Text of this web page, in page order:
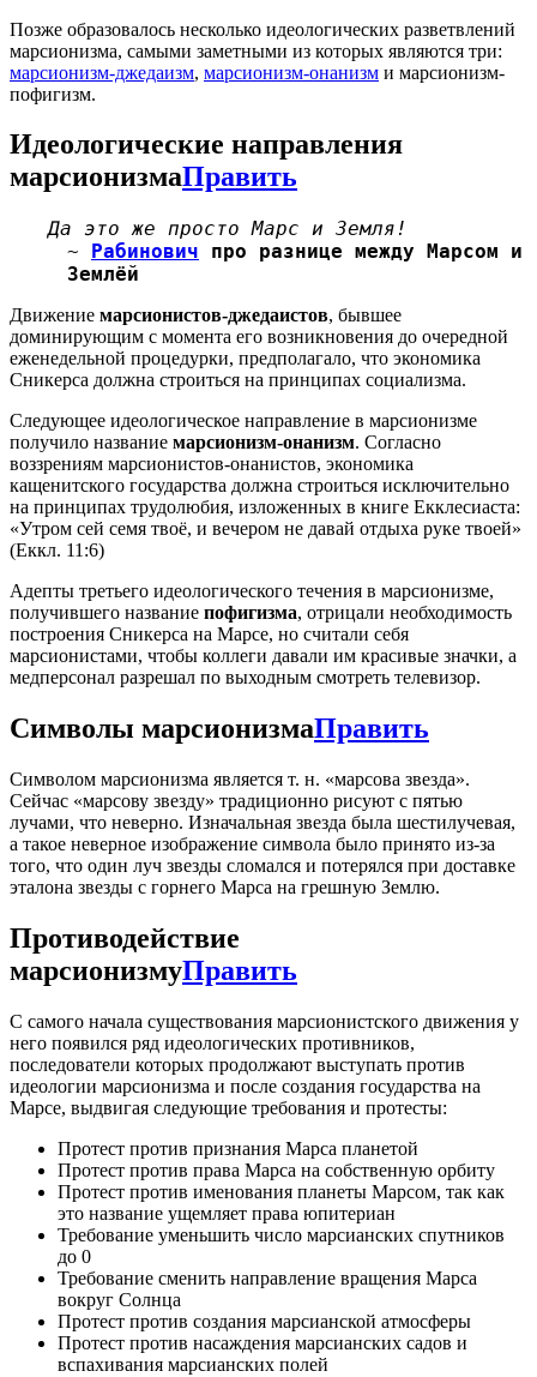
Позже образовалось несколько идеологических разветвлений
марсионизма, самыми заметными из которых являются три:
марсионизм-джедаизм, марсионизм-онанизм и марсионизм-
пофигизм.
Идеологические направления
марсионизмаПравить
Да это же просто Марс и Земля!
~
Рабинович про разнице между Марсом и
Землёй
Движение марсионистов-джедаистов, бывшее
доминирующим с момента его возникновения до очередной
еженедельной процедурки, предполагало, что экономика
Сникерса должна строиться на принципах социализма.
Следующее идеологическое направление в марсионизме
получило название марсионизм-онанизм. Согласно
воззрениям марсионистов-онанистов, экономика
кащенитского государства должна строиться исключительно
на принципах трудолюбия, изложенных в книге Екклесиаста:
«Утром сей семя твоё, и вечером не давай отдыха руке твоей»
(Еккл. 11:6)
Адепты третьего идеологического течения в марсионизме,
получившего название пофигизма, отрицали необходимость
построения Сникерса на Марсе, но считали себя
марсионистами, чтобы коллеги давали им красивые значки, а
медперсонал разрешал по выходным смотреть телевизор.
Символы марсионизмаПравить
Символом марсионизма является т. н. «марсова звезда».
Сейчас «марсову звезду» традиционно рисуют с пятью
лучами, что неверно. Изначальная звезда была шестилучевая,
а такое неверное изображение символа было принято из-за
того, что один луч звезды сломался и потерялся при доставке
эталона звезды с горнего Марса на грешную Землю.
Противодействие
марсионизмуПравить
С самого начала существования марсионистского движения у
него появился ряд идеологических противников,
последователи которых продолжают выступать против
идеологии марсионизма и после создания государства на
Марсе, выдвигая следующие требования и протесты:
Протест против признания Марса планетой
Протест против права Марса на собственную орбиту
Протест против именования планеты Марсом, так как
это название ущемляет права юпитериан
Требование уменьшить число марсианских спутников
до 0
Требование сменить направление вращения Марса
вокруг Солнца
Протест против создания марсианской атмосферы
Протест против насаждения марсианских садов и
вспахивания марсианских полей